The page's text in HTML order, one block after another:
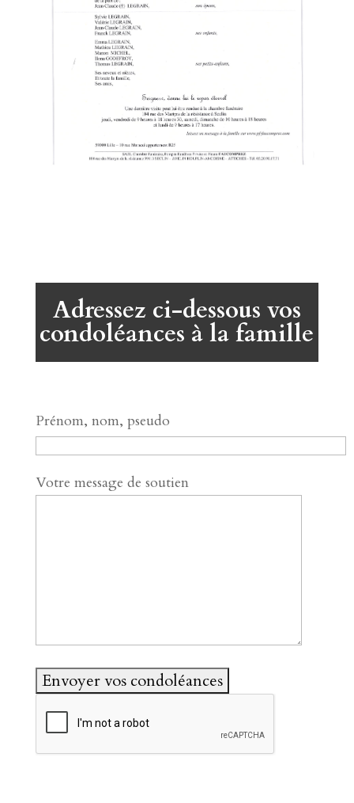
Adressez ci-dessous vos
condoléances à la famille
Prénom, nom, pseudo
Votre message de soutien